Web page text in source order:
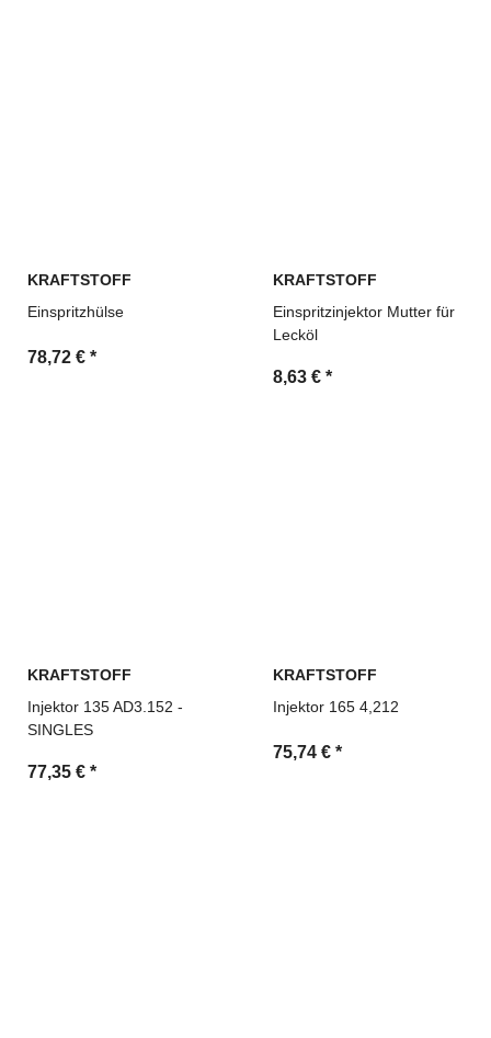
KRAFTSTOFF
Einspritzhülse
78,72 € *
KRAFTSTOFF
Einspritzinjektor Mutter für
Lecköl
8,63 € *
KRAFTSTOFF
Injektor 135 AD3.152 -
SINGLES
77,35 € *
KRAFTSTOFF
Injektor 165 4,212
75,74 € *